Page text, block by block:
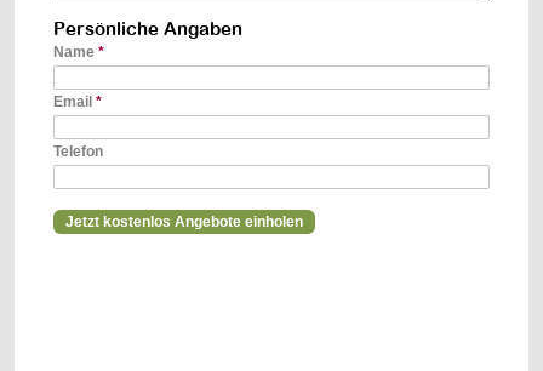
Persönliche Angaben
Name *
Email *
Telefon